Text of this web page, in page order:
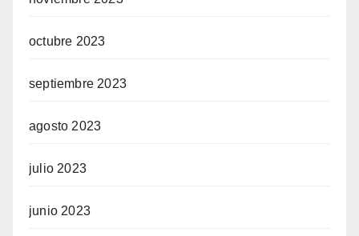
octubre 2023
septiembre 2023
agosto 2023
julio 2023
junio 2023